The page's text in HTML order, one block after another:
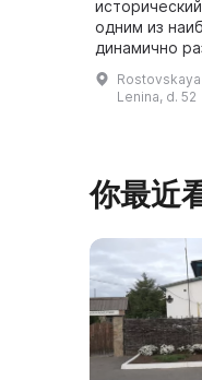
одним из
динамично
восточном
области. Он
Lenina, d. 52
你最近